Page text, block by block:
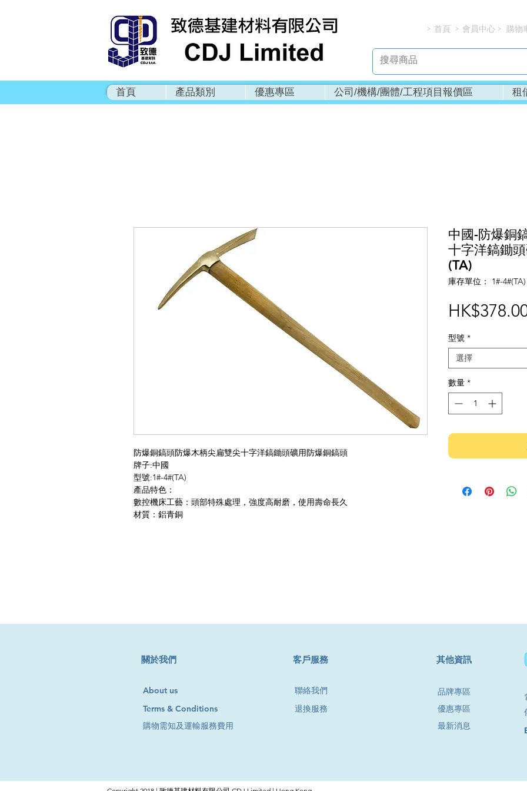
> > >
首頁 會員中心 購物
首頁 產品類別 優惠專區 公司/機構/團體/工程項目報價區 租
防爆銅鎬頭防爆木柄尖扁雙尖十字洋鎬鋤頭礦用防爆銅鎬頭
牌子:中國
型號:1#-4#(TA)
產品特色：
數控機床工藝：頭部特殊處理，強度高耐磨，使用壽命長久
材質：鋁青銅
中國-防爆銅
十字洋鎬鋤
(TA)
庫存單位： 1#-4#(TA)
型號 *
選擇
數量 *
​關於我們
About us
Terms & Conditions
​客戶服務
聯絡我們
退換服務
購物需知及運輸服務費用
其他資訊
品牌專區
優惠專區
最新消息